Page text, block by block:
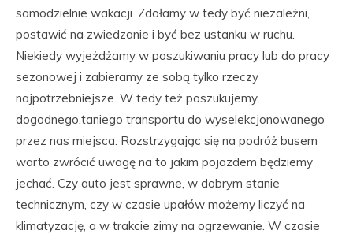
samodzielnie wakacji. Zdołamy w tedy być niezależni,
postawić na zwiedzanie i być bez ustanku w ruchu.
Niekiedy wyjeżdżamy w poszukiwaniu pracy lub do pracy
sezonowej i zabieramy ze sobą tylko rzeczy
najpotrzebniejsze. W tedy też poszukujemy
dogodnego,taniego transportu do wyselekcjonowanego
przez nas miejsca. Rozstrzygając się na podróż busem
warto zwrócić uwagę na to jakim pojazdem będziemy
jechać. Czy auto jest sprawne, w dobrym stanie
technicznym, czy w czasie upałów możemy liczyć na
klimatyzację, a w trakcie zimy na ogrzewanie. W czasie